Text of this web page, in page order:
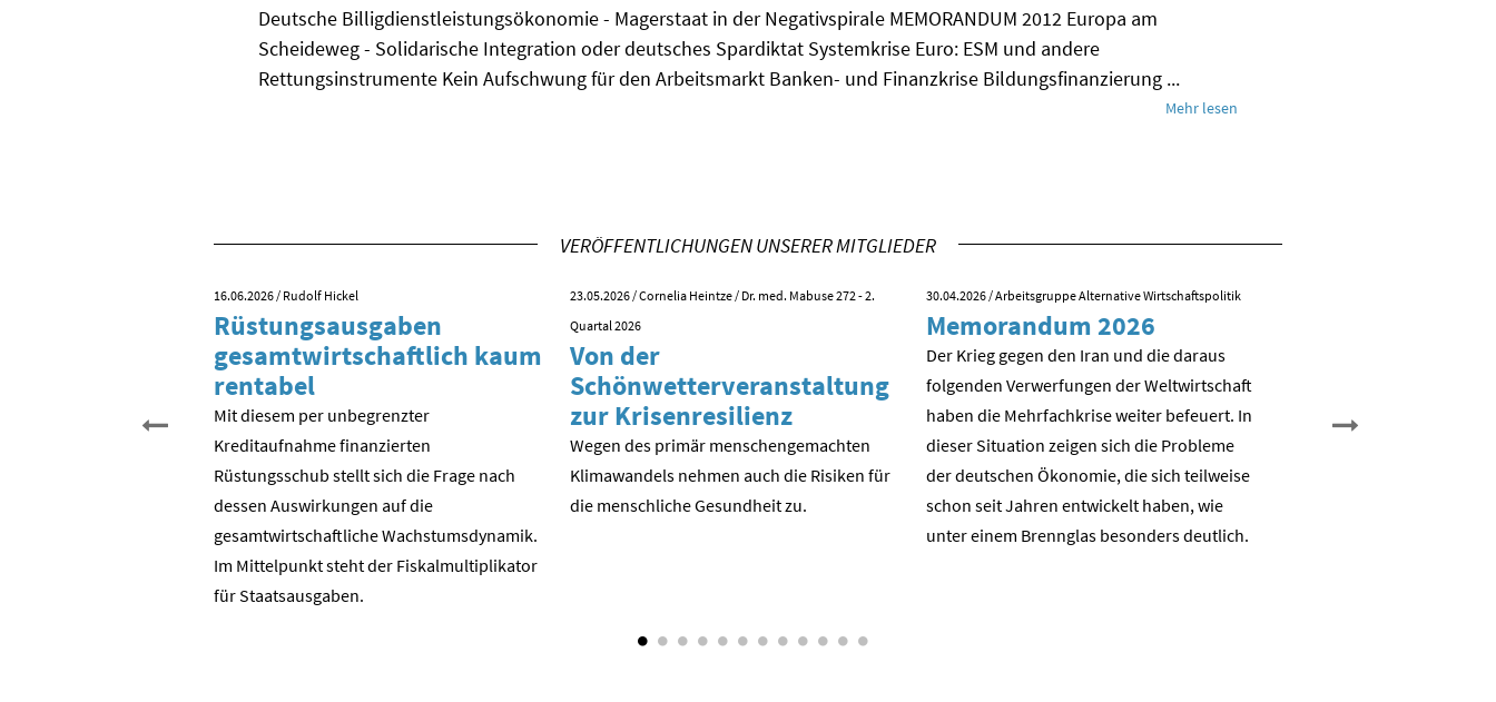
Deutsche Billigdienstleistungsökonomie - Magerstaat in der Negativspirale MEMORANDUM 2012 Europa am
Scheideweg - Solidarische Integration oder deutsches Spardiktat Systemkrise Euro: ESM und andere
Rettungsinstrumente Kein Aufschwung für den Arbeitsmarkt Banken- und Finanzkrise Bildungsfinanzierung ...
Mehr lesen
VERÖFFENTLICHUNGEN UNSERER MITGLIEDER
Einheit. Aber was
16.06.2026/ Rudolf Hickel
Rüstungsausgaben
gesamtwirtschaftlich kaum
rentabel
Mit diesem per unbegrenzter
Kreditaufnahme finanzierten
Rüstungsschub stellt sich die Frage nach
dessen Auswirkungen auf die
gesamtwirtschaftli­che Wachstumsdynamik.
Im Mittelpunkt steht der Fiskalmultiplikator
für Staatsausgaben.
23.05.2026/ Cornelia Heintze / Dr. med. Mabuse 272 - 2.
Quartal 2026
Von der
Schönwetterveranstaltung
zur Krisenresilienz
Wegen des primär menschengemachten
Klimawandels nehmen auch die Risiken für
die menschliche Gesundheit zu.
30.04.2026/ Arbeitsgruppe Alternative Wirtschaftspolitik
Memorandum 2026
Der Krieg gegen den Iran und die daraus
folgenden Verwerfungen der Weltwirtschaft
haben die Mehrfachkrise weiter befeuert. In
dieser Situation zeigen sich die Probleme
der deutschen Ökonomie, die sich teilweise
schon seit Jahren entwickelt haben, wie
unter einem Brennglas besonders deutlich.
Nicht Deindustrialisierung,